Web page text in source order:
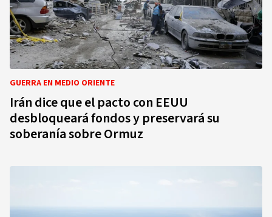
GUERRA EN MEDIO ORIENTE
Irán dice que el pacto con EEUU
desbloqueará fondos y preservará su
soberanía sobre Ormuz